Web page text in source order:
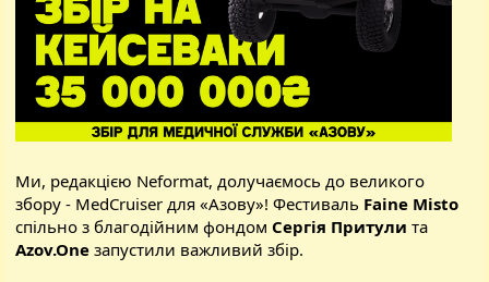
Ми, редакцією Neformat, долучаємось до великого
збору - MedCruiser для «Азову»! Фестиваль Faine Misto
спільно з благодійним фондом Сергія Притули та
Azov.One запустили важливий збір.